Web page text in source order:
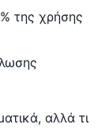
της χρήσης
αλλά τι